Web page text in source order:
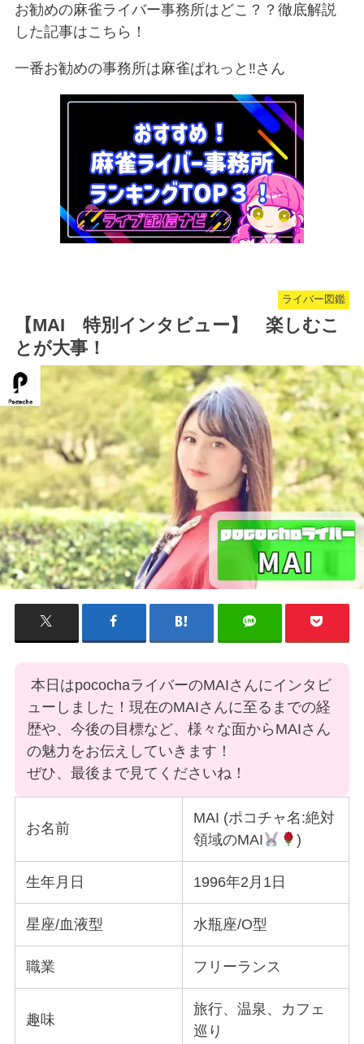
お勧めの麻雀ライバー事務所はどこ？？徹底解説
した記事はこちら！
一番お勧めの事務所は麻雀ぱれっと‼︎さん
ライバー図鑑
【MAI 特別インタビュー】 楽しむこ
とが大事！
本日はpocochaライバーのMAIさんにインタビ
ューしました！現在のMAIさんに至るまでの経
歴や、今後の目標など、様々な面からMAIさん
の魅力をお伝えしていきます！
ぜひ、最後まで見てくださいね！
お名前
MAI (ポコチャ名:絶対
領域のMAI
)
生年月日 1996年2月1日
星座/血液型 水瓶座/O型
職業 フリーランス
趣味
旅行、温泉、カフェ
巡り